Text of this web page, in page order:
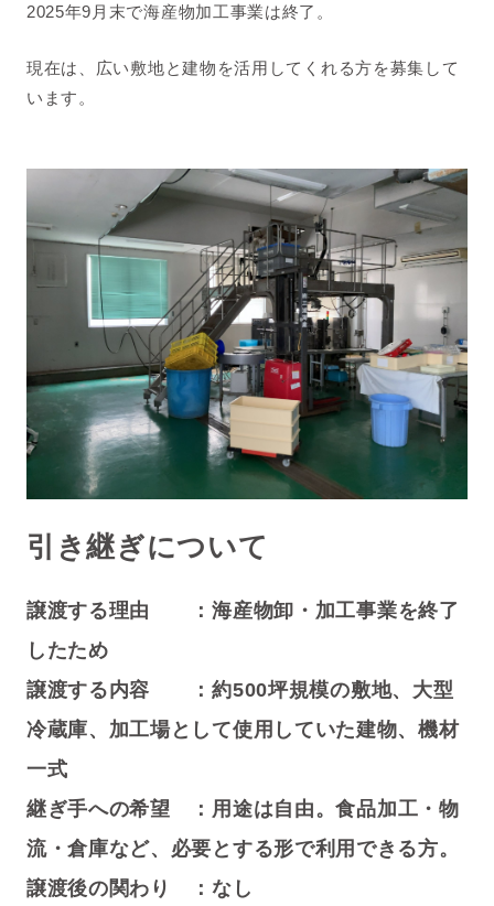
2025年9月末で海産物加工事業は終了 。
現在は、 広い敷地と建物を活用してくれる方を募集 して
います。
引き継ぎについて
譲渡する理由 ：海産物卸・加工事業を終了
したため
譲渡する内容 ：約500坪規模の敷地、大型
冷蔵庫、加工場として使用していた建物、機材
一式
継ぎ手への希望 ： 用途は自由。食品加工・物
流・倉庫など、必要とする形で利用できる方。
譲渡後の関わり ：なし